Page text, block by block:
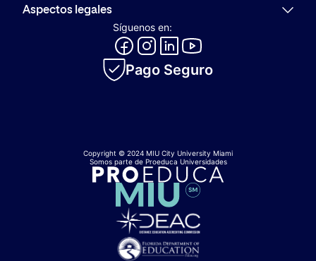
Alumni
Orientación Profesional
Evolución del Logotipo de MIU
Catálogo académico
Últimas noticias
Aspectos legales
Política de reembolso
Código de conducta
Canal de consultas y denuncias
Política de privacidad
Síguenos en:
Pago Seguro
Copyright © 2024 MIU City University Miami
Somos parte de Proeduca Universidades